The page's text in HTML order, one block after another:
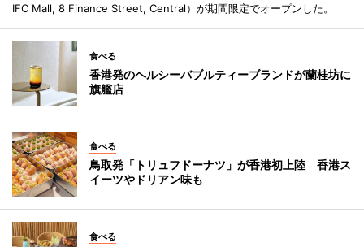
IFC Mall, 8 Finance Street, Central）が期間限定でオープンした。
食べる
香港発のヘルシーバブルティーブランドが蘭桂坊に
旗艦店
食べる
鳥取発「トリュフドーナツ」が香港初上陸 香港ス
イーツやドリアン味も
食べる